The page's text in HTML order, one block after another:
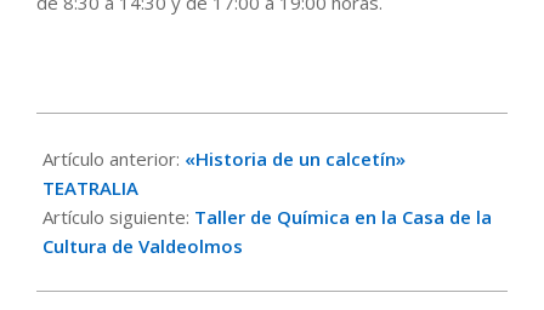
04-
17
Artículo anterior: «Historia de un calcetín»
TEATRALIA
Artículo siguiente: Taller de Química en la Casa de la
Cultura de Valdeolmos